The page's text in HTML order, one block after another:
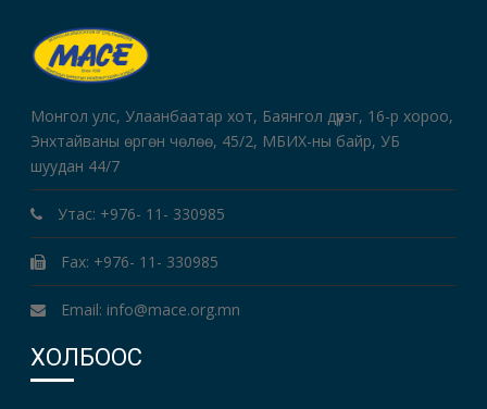
Монгол улс, Улаанбаатар хот, Баянгол дүүрэг, 16-р хороо,
Энхтайваны өргөн чөлөө, 45/2, МБИХ-ны байр, УБ
шуудан 44/7
Утас: +976- 11- 330985
Fax: +976- 11- 330985
Email: info@mace.org.mn
ХОЛБООС